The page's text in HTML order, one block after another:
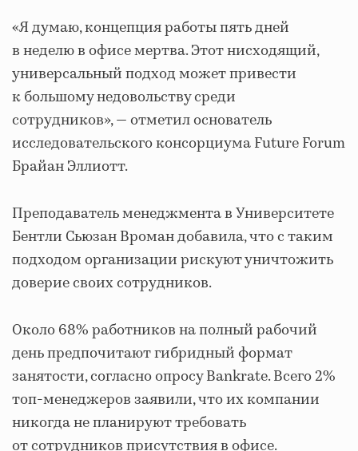
«Я думаю, концепция работы пять дней
в неделю в офисе мертва. Этот нисходящий,
универсальный подход может привести
к большому недовольству среди
сотрудников», — отметил основатель
исследовательского консорциума Future Forum
Брайан Эллиотт.
Преподаватель менеджмента в Университете
Бентли Сьюзан Вроман добавила, что с таким
подходом организации рискуют уничтожить
доверие своих сотрудников.
Около 68% работников на полный рабочий
день предпочитают гибридный формат
занятости, согласно опросу Bankrate. Всего 2%
топ-менеджеров заявили, что их компании
никогда не планируют требовать
от сотрудников присутствия в офисе.